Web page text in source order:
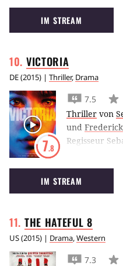
Benigni im
IM STREAM
VICTORIA
DE(2015) | Thriller, Drama
7.8
7.5
Thriller von
und
Regisseur
der
verfolgt vier
nächtlichen
läuft – mit
IM STREAM
THE HATEFUL8
US(2015) | Drama,Western
7.3